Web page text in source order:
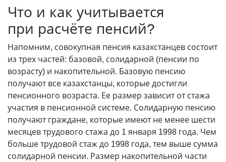
Что и как учитывается
при расчёте пенсий?
Напомним, совокупная пенсия казахстанцев состоит
из трех частей: базовой, солидарной (пенсии по
возрасту) и накопительной. Базовую пенсию
получают все казахстанцы, которые достигли
пенсионного возраста. Ее размер зависит от стажа
участия в пенсионной системе. Солидарную пенсию
получают граждане, которые имеют не менее шести
месяцев трудового стажа до 1 января 1998 года. Чем
больше трудовой стаж до 1998 года, тем выше сумма
солидарной пенсии. Размер накопительной части